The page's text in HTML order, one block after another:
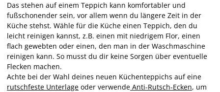
Das stehen auf einem Teppich kann komfortabler und
fußschonender sein, vor allem wenn du längere Zeit in der
Küche stehst. Wähle für die Küche einen Teppich, den du
leicht reinigen kannst, z.B. einen mit niedrigem Flor, einen
flach gewebten oder einen, den man in der Waschmaschine
reinigen kann. So musst du dir keine Sorgen über eventuelle
Flecken machen.
Achte bei der Wahl deines neuen Küchenteppichs auf eine
rutschfeste Unterlage oder verwende Anti-Rutsch-Ecken, um